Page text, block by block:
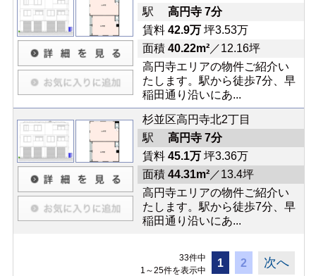
駅 高円寺 7分
賃料 42.9万坪3.53万
面積 40.22m²／12.16坪
高円寺エリアの物件ご紹介い
たします。駅から徒歩7分、早
稲田通り沿いにあ...
杉並区高円寺北2丁目
駅 高円寺 7分
賃料 45.1万坪3.36万
面積 44.31m²／13.4坪
高円寺エリアの物件ご紹介い
たします。駅から徒歩7分、早
稲田通り沿いにあ...
1 2 次へ
33件中
1～25件を表示中